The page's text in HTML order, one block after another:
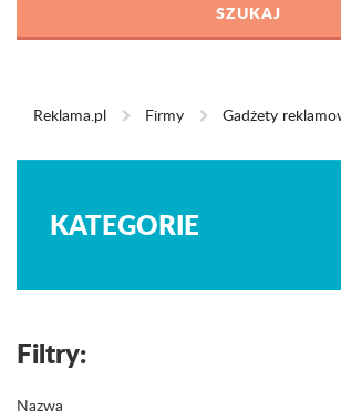
Reklama.pl Firmy Gadżety
KATEGORIE
Filtry:
Nazwa